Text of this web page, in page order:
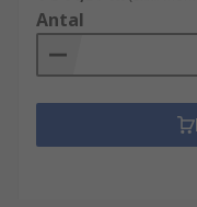
Antal